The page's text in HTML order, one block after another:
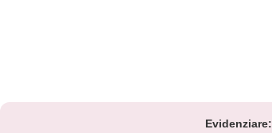
Evidenziare: